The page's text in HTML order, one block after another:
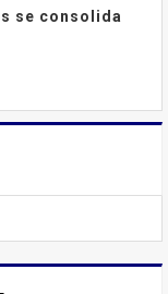
se consolida